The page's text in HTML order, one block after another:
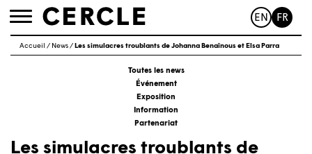
Toggle
EN FR
Accueil / News/ Les simulacres troublants de Johanna Benaïnous et Elsa Parra
Toutes les news
Événement
Exposition
Information
Partenariat
Les simulacres troublants de